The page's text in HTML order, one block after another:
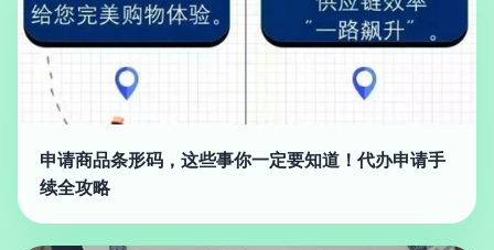
申请商品条形码，这些事你一定要知道！代办申请手
续全攻略